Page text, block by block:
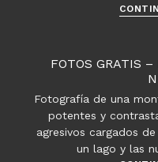
FOTOS GRATIS
Fotografía de una
potentes y
agresivos cargados
un lago y las